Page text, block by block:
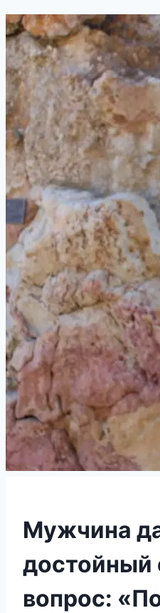
Мужчина
достойный
вопрос: